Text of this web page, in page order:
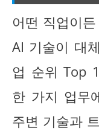
어떤 직업이
AI 기술이 대
업 순위 Top
한 가지 업무
주변 기술과